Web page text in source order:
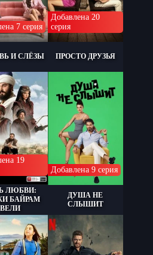
7 серия
И СЛЁЗЫ
Добавлена 20
серия
ПРОСТО ДРУЗЬЯ
19
ЛЮБВИ:
БАЙРАМ
ВЕЛИ
Добавлена 9 серия
ДУША НЕ
СЛЫШИТ